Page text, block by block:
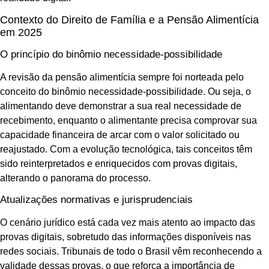
Contexto do Direito de Família e a Pensão Alimentícia
em 2025
O princípio do binômio necessidade-possibilidade
A revisão da pensão alimentícia sempre foi norteada pelo
conceito do binômio necessidade-possibilidade. Ou seja, o
alimentando deve demonstrar a sua real necessidade de
recebimento, enquanto o alimentante precisa comprovar sua
capacidade financeira de arcar com o valor solicitado ou
reajustado. Com a evolução tecnológica, tais conceitos têm
sido reinterpretados e enriquecidos com provas digitais,
alterando o panorama do processo.
Atualizações normativas e jurisprudenciais
O cenário jurídico está cada vez mais atento ao impacto das
provas digitais, sobretudo das informações disponíveis nas
redes sociais. Tribunais de todo o Brasil vêm reconhecendo a
validade dessas provas, o que reforça a importância de